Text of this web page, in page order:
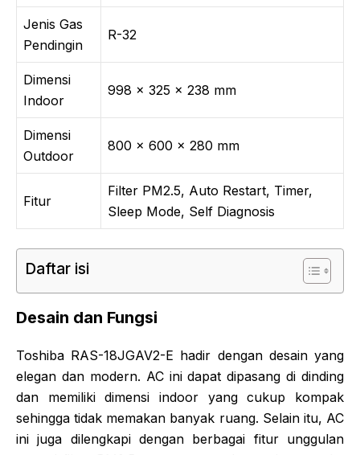
Jenis Gas
Pendingin
R-32
Dimensi
Indoor
998 x 325 x 238 mm
Dimensi
Outdoor
800 x 600 x 280 mm
Fitur
Filter PM2.5, Auto Restart, Timer,
Sleep Mode, Self Diagnosis
Daftar isi
Desain dan Fungsi
Toshiba RAS-18JGAV2-E hadir dengan desain yang
elegan dan modern. AC ini dapat dipasang di dinding
dan memiliki dimensi indoor yang cukup kompak
sehingga tidak memakan banyak ruang. Selain itu, AC
ini juga dilengkapi dengan berbagai fitur unggulan